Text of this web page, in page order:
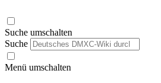
Suche umschalten
Suche
Menü umschalten